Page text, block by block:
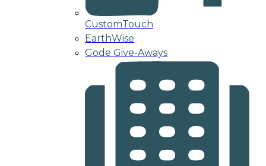
CustomTouch
EarthWise
Gode Give-Aways